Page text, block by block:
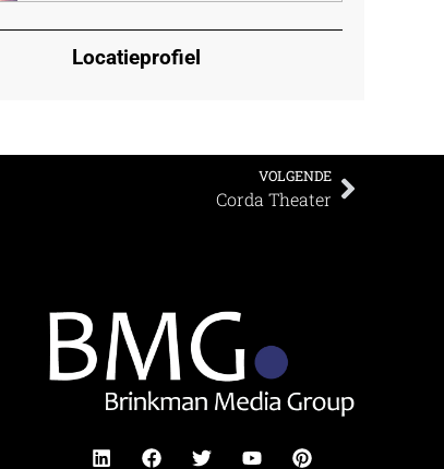
Locatieprofiel
VOLGENDE
Corda Theater